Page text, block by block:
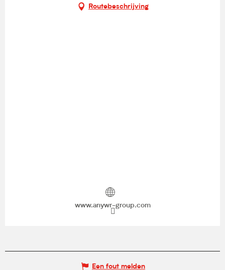
Routebeschrijving
www.anywr-group.com
Een fout melden